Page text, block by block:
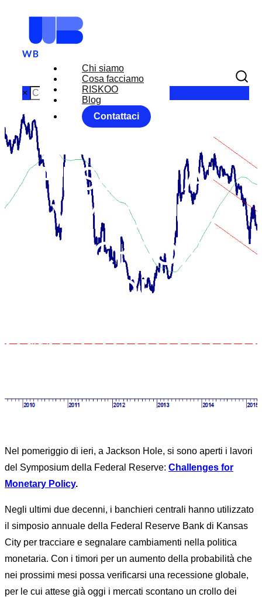
Chi siamo
Cosa facciamo
RISKOO
Blog
Contattaci
×
FEDERAL
RESERVE AL
SYMPOSIUM
JACKSON
HOLE
HOLE
Nel pomeriggio di ieri, a Jackson Hole, si sono aperti i lavori
del Symposium della Federal Reserve: Challenges for
Monetary Policy.
Negli ultimi due decenni, i banchieri centrali hanno utilizzato
il simposio annuale della Federal Reserve Bank di Kansas
City per tracciare e segnalare cambiamenti nella politica
monetaria. Con i timori per un aumento della probabilità che
nei prossimi mesi possa verificarsi una recessione globale,
per le cui attese già oggi i mercati scontano un crollo dei